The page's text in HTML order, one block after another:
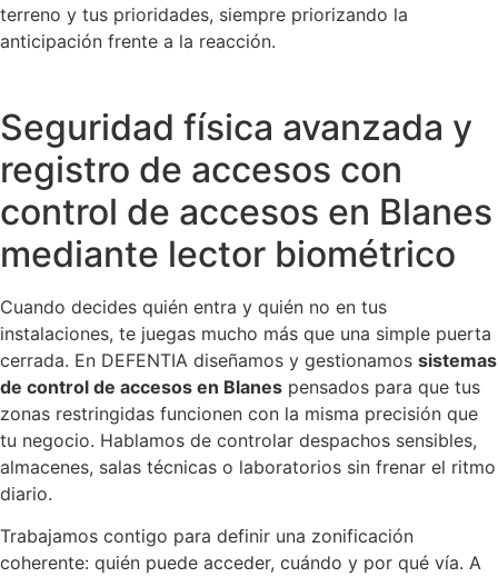
terreno y tus prioridades, siempre priorizando la
anticipación frente a la reacción.
Seguridad física avanzada y
registro de accesos con
control de accesos en Blanes
mediante lector biométrico
Cuando decides quién entra y quién no en tus
instalaciones, te juegas mucho más que una simple puerta
cerrada. En DEFENTIA diseñamos y gestionamos sistemas
de control de accesos en Blanes pensados para que tus
zonas restringidas funcionen con la misma precisión que
tu negocio. Hablamos de controlar despachos sensibles,
almacenes, salas técnicas o laboratorios sin frenar el ritmo
diario.
Trabajamos contigo para definir una zonificación
coherente: quién puede acceder, cuándo y por qué vía. A